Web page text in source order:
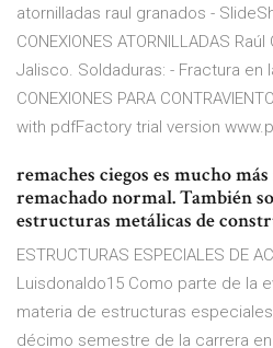
atornilladas raul granados -
CONEXIONES ATORNILLADAS
Jalisco. Soldaduras: - Fractura en
CONEXIONES PARA
with pdfFactory trial version
remaches ciegos es mucho
remachado normal. También
estructuras metálicas de
ESTRUCTURAS ESPECIALES DE
Luisdonaldo15 Como parte de la
materia de estructuras
décimo semestre de la carrera en